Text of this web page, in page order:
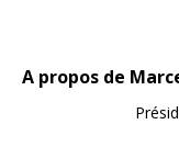
A propos de